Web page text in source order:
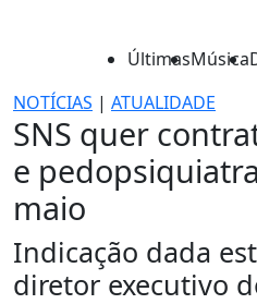
ÚltimasMúsica
NOTÍCIAS | ATUALIDADE
SNS quer
e
maio
Indicação dada
diretor executivo